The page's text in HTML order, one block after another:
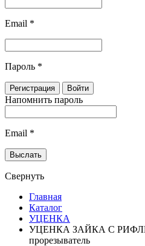
Email *
Пароль *
Напомнить пароль
Email *
Свернуть
Главная
Каталог
УЦЕНКА
УЦЕНКА ЗАЙКА С
прорезыватель